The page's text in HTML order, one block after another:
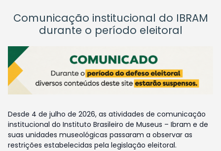
Comunicação institucional do IBRAM
durante o período eleitoral
Desde 4 de julho de 2026, as atividades de comunicação
institucional do Instituto Brasileiro de Museus – Ibram e de
suas unidades museológicas passaram a observar as
restrições estabelecidas pela legislação eleitoral.